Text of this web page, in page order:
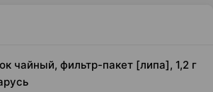
чайный, фильтр-пакет [липа], 1,2 г